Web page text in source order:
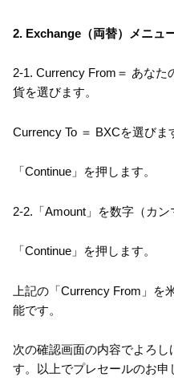
2. Exchange（両替）メニュ
2-1. Currency From＝ あなた
貨を選びます。
Currency To ＝ BXCを選びま
「Continue」を押します。
2-2.「Amount」を数字（カン
「Continue」を押します。
上記の「Currency From」を
能です。
次の確認画面の内容でよろ
す。以上でプレセールのお申